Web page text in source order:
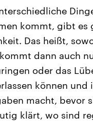
kommt, gibt es
Das heißt,
dann auch
oder das
können
macht, bevor
klärt, wo sind